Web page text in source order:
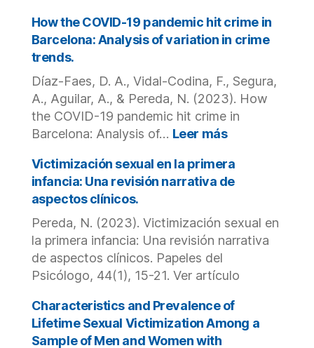
Niñas
y
Adolescentes
of
Bias
Victimization
Among
People
With
Intellectual
Disabilities.
How the COVID-19 pandemic hit crime in
Barcelona: Analysis of variation in crime
trends.
Díaz-Faes, D. A., Vidal-Codina, F., Segura,
A., Aguilar, A., & Pereda, N. (2023). How
the COVID-19 pandemic hit crime in
Barcelona: Analysis of… Leer más:
the
COVID-
hit
crime
Barcelona:
of
in
Victimización sexual en la primera
infancia: Una revisión narrativa de
aspectos clínicos.
Pereda, N. (2023). Victimización sexual en
la primera infancia: Una revisión narrativa
de aspectos clínicos. Papeles del
Psicólogo, 44(1), 15-21. Ver artículo
Characteristics and Prevalence of
Lifetime Sexual Victimization Among a
Sample of Men and Women with